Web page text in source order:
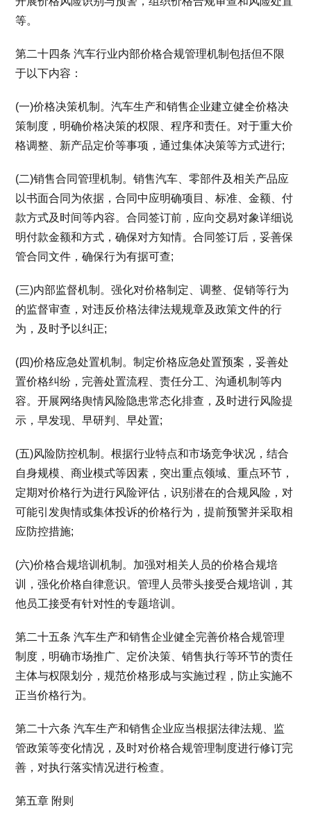
等。
第二十四条 汽车行业内部价格合规管理机制包括但不限
于以下内容：
(一)价格决策机制。汽车生产和销售企业建立健全价格决
策制度，明确价格决策的权限、程序和责任。对于重大价
格调整、新产品定价等事项，通过集体决策等方式进行;
(二)销售合同管理机制。销售汽车、零部件及相关产品应
以书面合同为依据，合同中应明确项目、标准、金额、付
款方式及时间等内容。合同签订前，应向交易对象详细说
明付款金额和方式，确保对方知情。合同签订后，妥善保
管合同文件，确保行为有据可查;
(三)内部监督机制。强化对价格制定、调整、促销等行为
的监督审查，对违反价格法律法规规章及政策文件的行
为，及时予以纠正;
(四)价格应急处置机制。制定价格应急处置预案，妥善处
置价格纠纷，完善处置流程、责任分工、沟通机制等内
容。开展网络舆情风险隐患常态化排查，及时进行风险提
示，早发现、早研判、早处置;
(五)风险防控机制。根据行业特点和市场竞争状况，结合
自身规模、商业模式等因素，突出重点领域、重点环节，
定期对价格行为进行风险评估，识别潜在的合规风险，对
可能引发舆情或集体投诉的价格行为，提前预警并采取相
应防控措施;
(六)价格合规培训机制。加强对相关人员的价格合规培
训，强化价格自律意识。管理人员带头接受合规培训，其
他员工接受有针对性的专题培训。
第二十五条 汽车生产和销售企业健全完善价格合规管理
制度，明确市场推广、定价决策、销售执行等环节的责任
主体与权限划分，规范价格形成与实施过程，防止实施不
正当价格行为。
第二十六条 汽车生产和销售企业应当根据法律法规、监
管政策等变化情况，及时对价格合规管理制度进行修订完
善，对执行落实情况进行检查。
第五章 附则